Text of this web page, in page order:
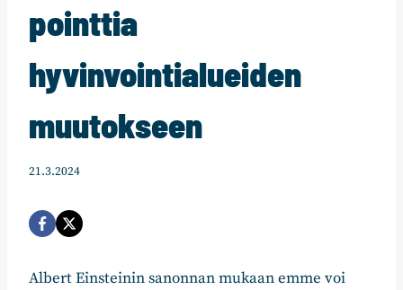
pointtia
hyvinvointialueiden
muutokseen
21.3.2024
Albert Einsteinin sanonnan mukaan emme voi